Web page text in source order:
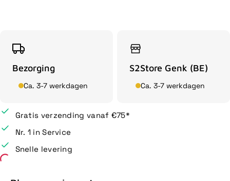
Bezorging
Ca. 3-7 werkdagen
S2Store Genk (BE)
Ca. 3-7 werkdagen
Gratis verzending vanaf €75*
Nr. 1 in Service
Snelle levering